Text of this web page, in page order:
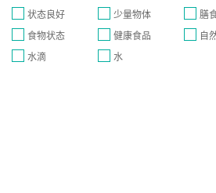
状态良好
少量物体 膳
食物状态
健康食品 自
水滴
水